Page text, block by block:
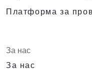
Платформа за
За нас
За нас